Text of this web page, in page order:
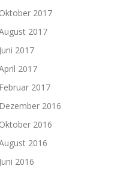
Oktober 2017
2017
Juni 2017
2017
Februar 2017
Dezember 2016
Oktober 2016
2016
Juni 2016